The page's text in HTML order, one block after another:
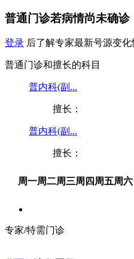
普通门诊若病情尚未确诊
登录 后了解专家最新号源变化
普通门诊和擅长的科目
普内科(副...
擅长：
普内科(副...
擅长：
周一周二周三周四 周五周六
专家/特需门诊